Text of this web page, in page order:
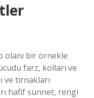
olanı bir örnekle
farz, kolları ve
ve tırnakları
hafif sünnet, rengi